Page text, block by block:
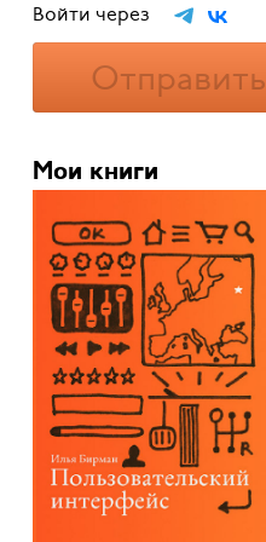
Войти через
Отправить
Мои книги